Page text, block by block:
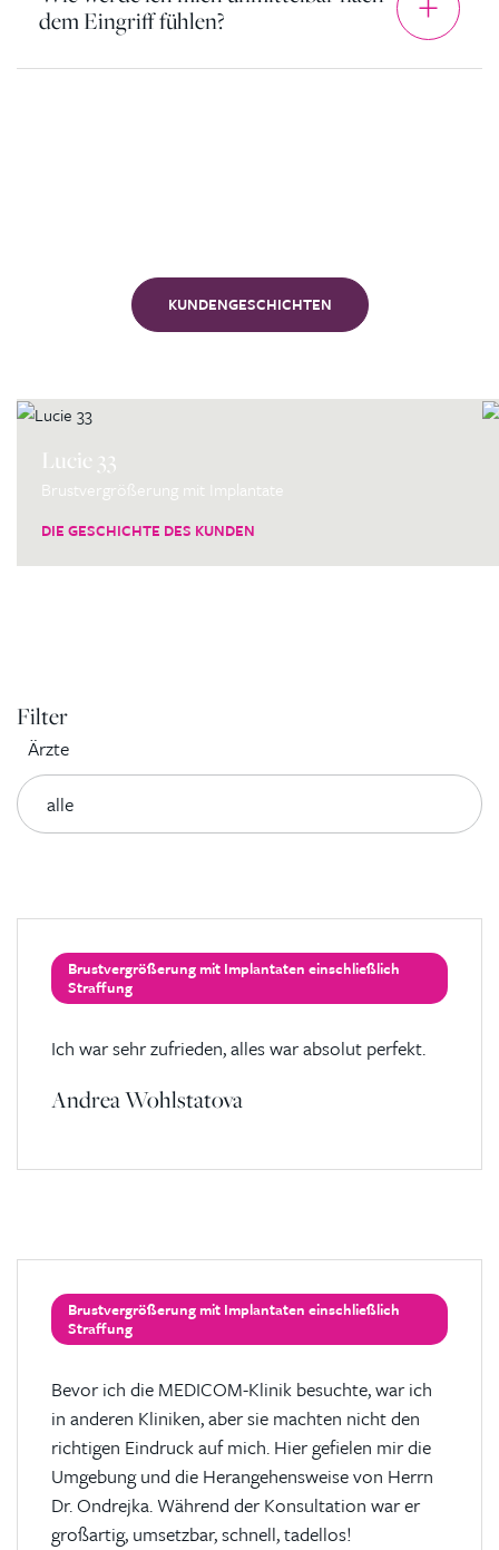
dem Eingriff fühlen?
KUNDENGESCHICHTEN
Lucie 33
Brustvergrößerung mit Implantate
DIE GESCHICHTE DES KUNDEN
Filter
Ärzte
Brustvergrößerung mit Implantaten einschließlich
Straffung
Ich war sehr zufrieden, alles war absolut perfekt.
Andrea Wohlstatova
Brustvergrößerung mit Implantaten einschließlich
Straffung
Bevor ich die MEDICOM-Klinik besuchte, war ich
in anderen Kliniken, aber sie machten nicht den
richtigen Eindruck auf mich. Hier gefielen mir die
Umgebung und die Herangehensweise von Herrn
Dr. Ondrejka. Während der Konsultation war er
großartig, umsetzbar, schnell, tadellos!